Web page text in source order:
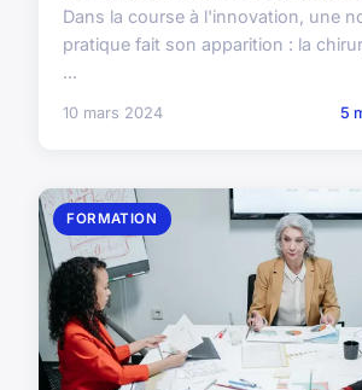
Dans la course à l'innovation, une
pratique fait son apparition : la
...
10 mars 2024 5
FORMATION